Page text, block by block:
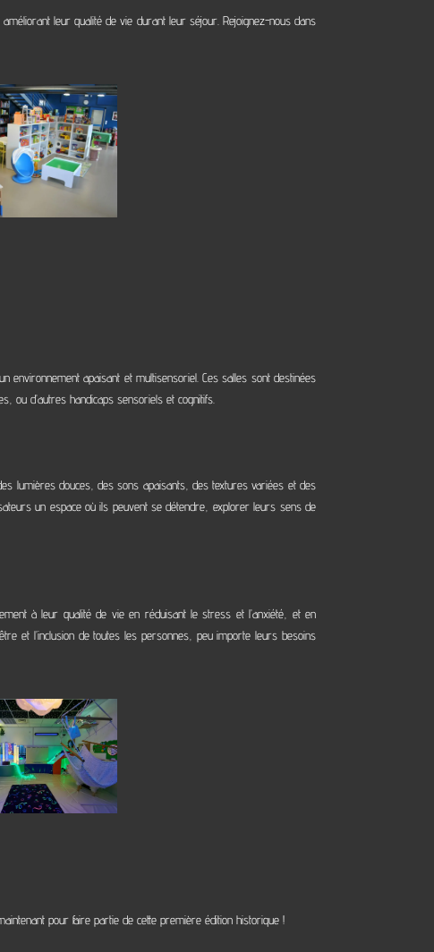
leur qualité de vie durant leur séjour. Rejoignez-nous dans
environnement apaisant et multisensoriel. Ces salles sont destinées
ou d’autres handicaps sensoriels et cognitifs.
lumières douces, des sons apaisants, des textures variées et des
un espace où ils peuvent se détendre, explorer leurs sens de
à leur qualité de vie en réduisant le stress et l’anxiété, et en
et l’inclusion de toutes les personnes, peu importe leurs besoins
pour faire partie de cette première édition historique !